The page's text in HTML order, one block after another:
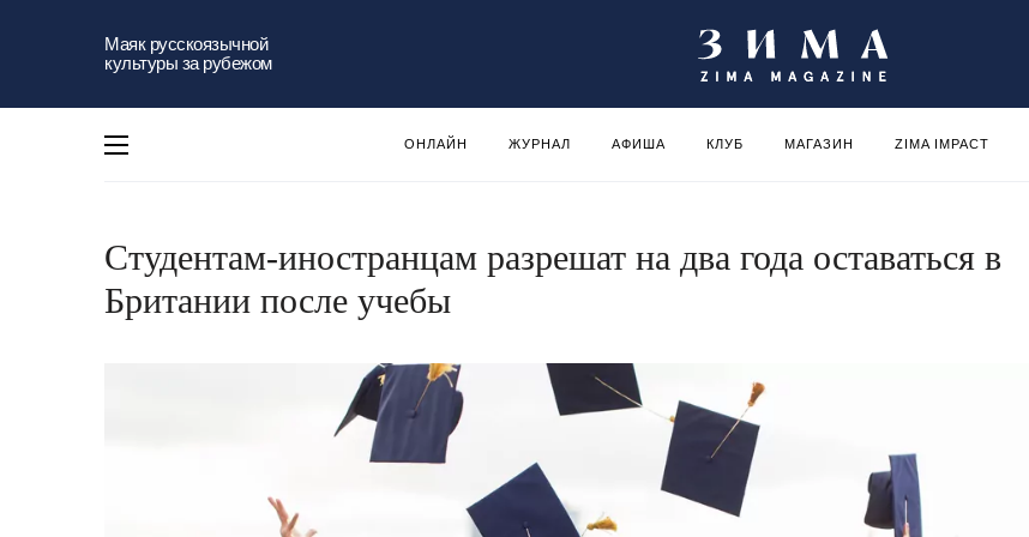
Маяк русскоязычной
культуры за рубежом
ОНЛАЙН ЖУРНАЛ АФИША КЛУБ МАГАЗИН ZIMA IMPACT
Студентам-иностранцам разрешат на два года оставаться в
Британии после учебы